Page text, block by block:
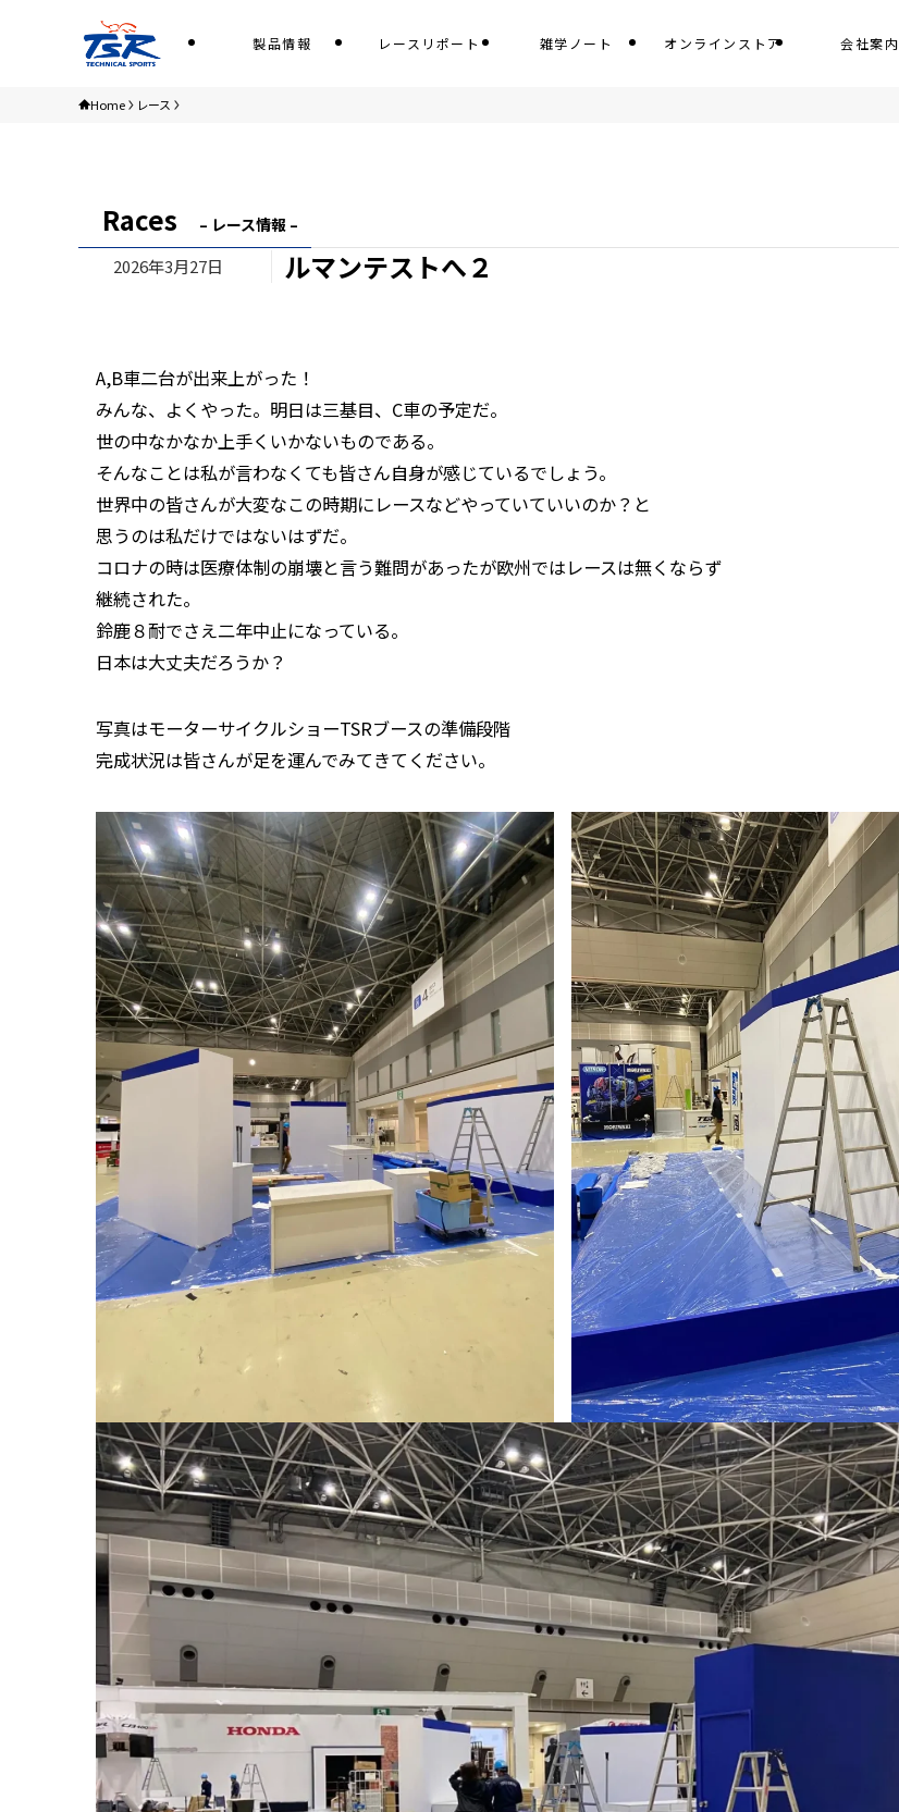
製品情報 レースリポート 雑学ノート オンラインストア 会社案内
Home レース
Races – レース情報 –
ルマンテストへ２
2026年3月27日
A,B車二台が出来上がった！
みんな、よくやった。明日は三基目、C車の予定だ。
世の中なかなか上手くいかないものである。
そんなことは私が言わなくても皆さん自身が感じているでしょう。
世界中の皆さんが大変なこの時期にレースなどやっていていいのか？と
思うのは私だけではないはずだ。
コロナの時は医療体制の崩壊と言う難問があったが欧州ではレースは無くならず
継続された。
鈴鹿８耐でさえ二年中止になっている。
日本は大丈夫だろうか？
写真はモーターサイクルショーTSRブースの準備段階
完成状況は皆さんが足を運んでみてきてください。